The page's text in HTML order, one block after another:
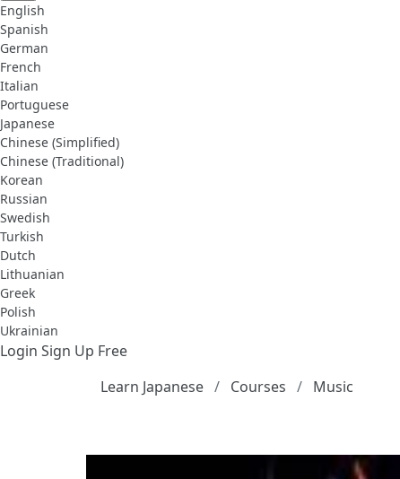
English
Spanish
German
French
Italian
Portuguese
Japanese
Chinese (Simplified)
Chinese (Traditional)
Korean
Russian
Swedish
Turkish
Dutch
Lithuanian
Greek
Polish
Ukrainian
Login Sign Up Free
Learn Japanese
Courses Music